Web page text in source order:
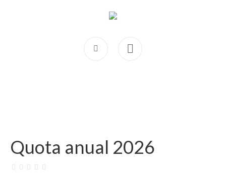
Quota anual 2026